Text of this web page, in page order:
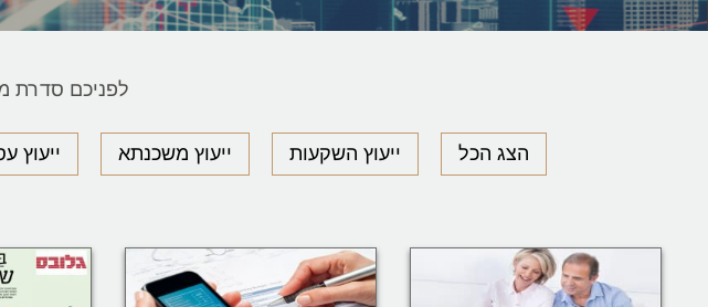
לפניכם סדרת
הצג הכל ייעוץ השקעות ייעוץ משכנתא ייעוץ